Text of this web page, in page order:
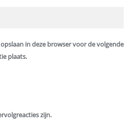
in deze browser voor de volgende
plaats.
zijn.